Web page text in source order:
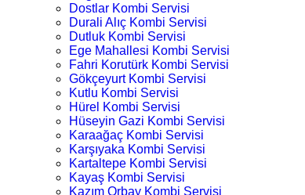
Dostlar Kombi Servisi
Durali Alıç Kombi Servisi
Dutluk Kombi Servisi
Ege Mahallesi Kombi Servisi
Fahri Korutürk Kombi Servisi
Gökçeyurt Kombi Servisi
Kutlu Kombi Servisi
Hürel Kombi Servisi
Hüseyin Gazi Kombi Servisi
Karaağaç Kombi Servisi
Karşıyaka Kombi Servisi
Kartaltepe Kombi Servisi
Kayaş Kombi Servisi
Kazım Orbay Kombi Servisi